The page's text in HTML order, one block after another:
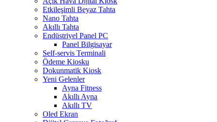
Etkileşimli Beyaz Tahta
Nano Tahta
Akıllı Tahta
Endüstriyel Panel PC
Panel Bilgisayar
Self-servis Terminali
Ödeme Kiosku
Dokunmatik Kiosk
Yeni Gelenler
Ayna Fitness
Akıllı Ayna
Akıllı TV
Oled Ekran